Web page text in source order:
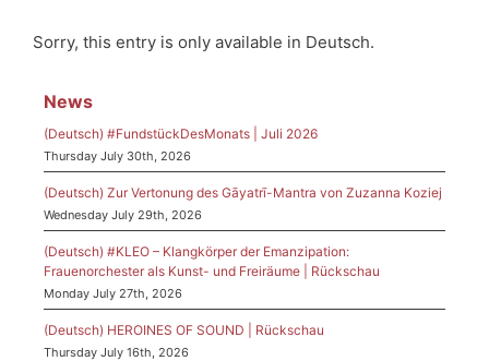
Sorry, this entry is only available in Deutsch.
News
(Deutsch) #FundstückDesMonats | Juli 2026
Thursday July 30th, 2026
(Deutsch) Zur Vertonung des Gāyatrī-Mantra von Zuzanna Koziej
Wednesday July 29th, 2026
(Deutsch) #KLEO – Klangkörper der Emanzipation:
Frauenorchester als Kunst- und Freiräume | Rückschau
Monday July 27th, 2026
(Deutsch) HEROINES OF SOUND | Rückschau
Thursday July 16th, 2026